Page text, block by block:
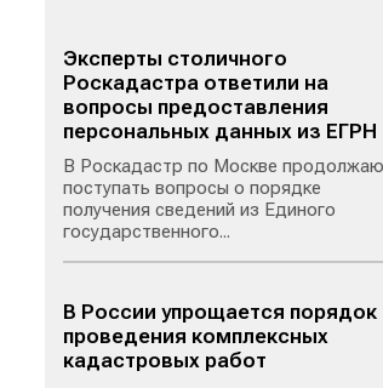
Эксперты столичного
Роскадастра ответили на
вопросы предоставления
персональных данных из ЕГРН
В Роскадастр по Москве
поступать вопросы о порядке
получения сведений из Единого
государственного...
В России упрощается порядок
проведения комплексных
кадастровых работ